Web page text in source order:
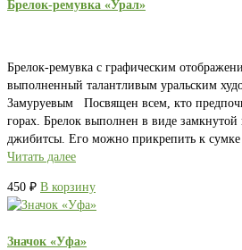
Брелок-ремувка «Урал»
Брелок-ремувка с графическим
выполненный талантливым уральским
Замуруевым Посвящен всем, кто
горах. Брелок выполнен в виде замкнутой
джибитсы. Его можно прикрепить к
Читать далее
450 ₽ В корзину
Значок «Уфа»